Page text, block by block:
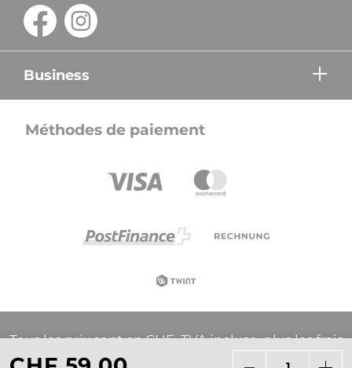
Business
Méthodes de paiement
Tous les prix sont en CHF, TVA incluse, plus les frais
d'expédition, sauf indication contraire.